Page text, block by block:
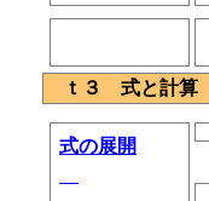
ｔ３ 式と計算
式の展開